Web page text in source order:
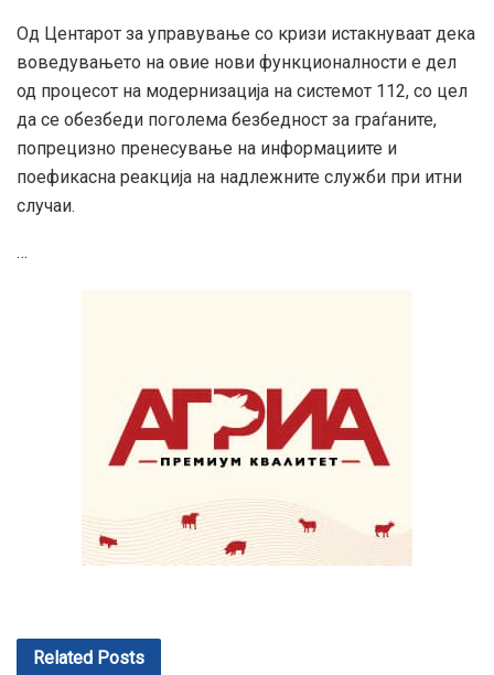
Од Центарот за управување со кризи истакнуваат дека
воведувањето на овие нови функционалности е дел
од процесот на модернизација на системот 112, со цел
да се обезбеди поголема безбедност за граѓаните,
попрецизно пренесување на информациите и
поефикасна реакција на надлежните служби при итни
случаи.
…
Related Posts